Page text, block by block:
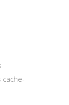
cache-